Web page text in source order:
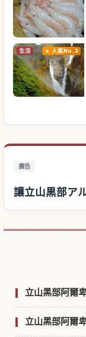
生活 人氣No.3
廣告
讓立山黒部ア
立山黑部阿爾
立山黑部阿爾